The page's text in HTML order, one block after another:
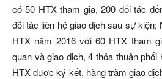
có 50 HTX tham gia, 200 đối tác
đối tác liên hệ giao dịch sau sự kiện;
HTX năm 2016 với 60 HTX tham
quan và giao dịch, 4 thỏa thuận
HTX được ký kết, hàng trăm giao